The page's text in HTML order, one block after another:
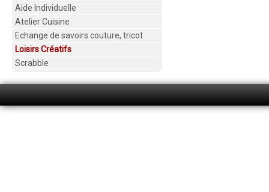
Aide Individuelle
Atelier Cuisine
Echange de savoirs couture, tricot
Loisirs Créatifs
Scrabble